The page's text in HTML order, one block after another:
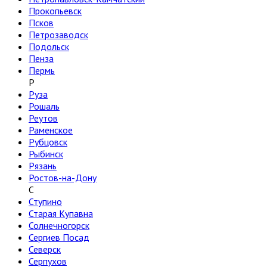
Прокопьевск
Псков
Петрозаводск
Подольск
Пенза
Пермь
Р
Руза
Рошаль
Реутов
Раменское
Рубцовск
Рыбинск
Рязань
Ростов-на-Дону
С
Ступино
Старая Купавна
Солнечногорск
Сергиев Посад
Северск
Серпухов